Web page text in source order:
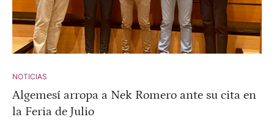
NOTICIAS
Algemesí arropa a Nek Romero ante su cita en
la Feria de Julio